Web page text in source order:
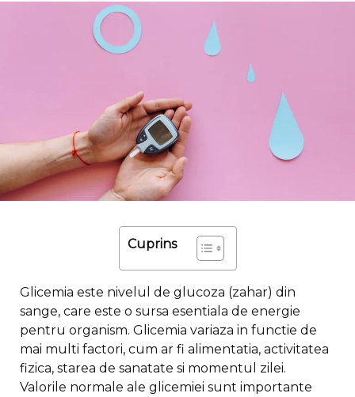
Cuprins
Glicemia este nivelul de glucoza (zahar) din
sange, care este o sursa esentiala de energie
pentru organism. Glicemia variaza in functie de
mai multi factori, cum ar fi alimentatia, activitatea
fizica, starea de sanatate si momentul zilei.
Valorile normale ale glicemiei sunt importante